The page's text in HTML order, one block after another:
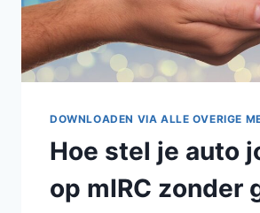
DOWNLOADEN VIA ALLE OVERIGE
Hoe stel je auto
op mIRC zonder